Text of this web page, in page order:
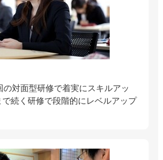
の対面型研修で着実にスキルアッ
続く研修で段階的にレベルアップ